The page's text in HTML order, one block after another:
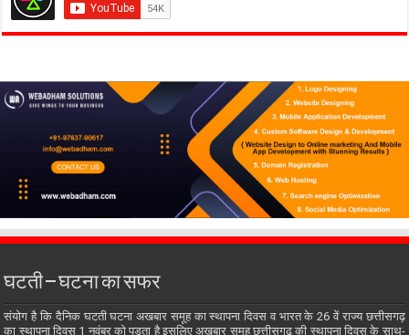
घटती – घटना का सफर
संयोग है कि दैनिक घटती घटना अखबार समूह का स्थापना दिवस व भारत के 26 वें राज्य छत्तीसगढ़
का स्थापना दिवस 1 नवंबर को पड़ता है इसलिए अखबार समूह छत्तीसगढ़ की स्थापना दिवस के साथ-